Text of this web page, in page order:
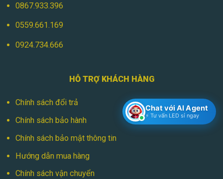
0867.933.396
0559.661.169
0924.734.666
HỖ TRỢ KHÁCH HÀNG
Chính sách đổi trả
Chính sách bảo hành
Chính sách bảo mật thông tin
Hướng dẫn mua hàng
Chính sách vận chuyển
Chat với AI Agent
⚡ Tư vấn LED sỉ ngay